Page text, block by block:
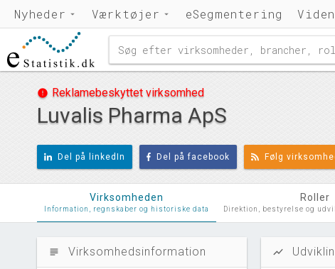
Nyheder Værktøjer eSegmentering
error Reklamebeskyttet virksomhed
Luvalis Pharma ApS
Del på linkedIn Del på facebook Følg
Virksomheden
Information, regnskaber og historiske data
Roller
Direktion, bestyrelse og
subject Virksomhedsinformation show_chart